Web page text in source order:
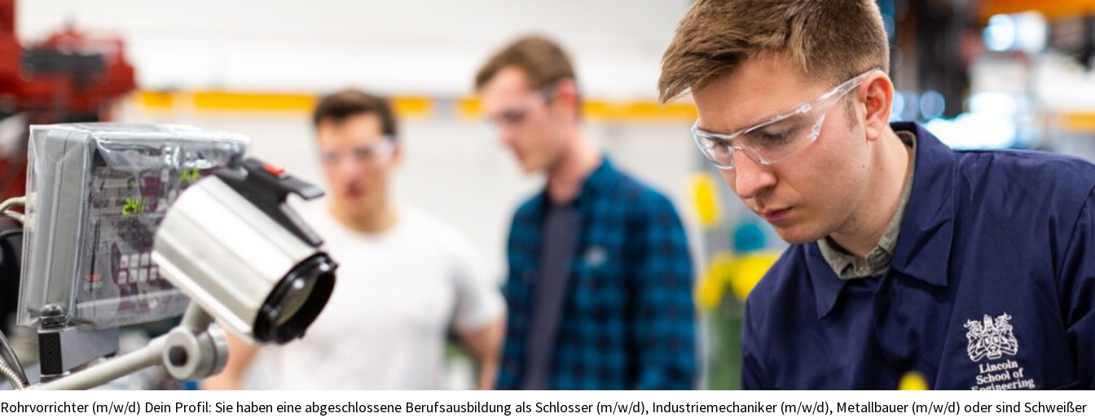
Rohrvorrichter (m/w/d) Dein Profil: Sie haben eine abgeschlossene Berufsausbildung als Schlosser (m/w/d), Industriemechaniker (m/w/d), Metallbauer (m/w/d) oder sind Schweißer